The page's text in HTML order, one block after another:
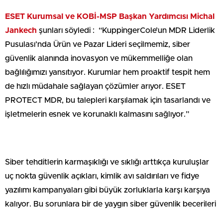
ESET Kurumsal ve KOBİ-MSP Başkan Yardımcısı Michal
Jankech şunları söyledi : “KuppingerCole’un MDR Liderlik
Pusulası’nda Ürün ve Pazar Lideri seçilmemiz, siber
güvenlik alanında inovasyon ve mükemmelliğe olan
bağlılığımızı yansıtıyor. Kurumlar hem proaktif tespit hem
de hızlı müdahale sağlayan çözümler arıyor. ESET
PROTECT MDR, bu talepleri karşılamak için tasarlandı ve
işletmelerin esnek ve korunaklı kalmasını sağlıyor.”
Siber tehditlerin karmaşıklığı ve sıklığı arttıkça kuruluşlar
uç nokta güvenlik açıkları, kimlik avı saldırıları ve fidye
yazılımı kampanyaları gibi büyük zorluklarla karşı karşıya
kalıyor. Bu sorunlara bir de yaygın siber güvenlik becerileri